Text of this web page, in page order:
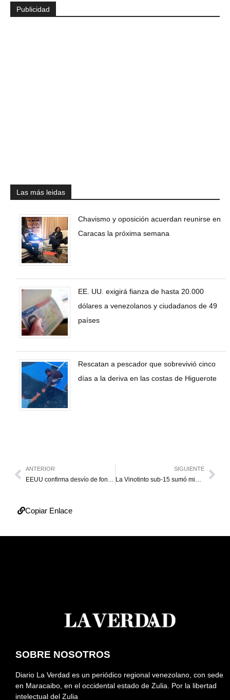
Publicidad
Las más leidas
Chavismo y oposición acuerdan reunirse en
Caracas la próxima semana
EE. UU. exigirá fianza de hasta 20.000
dólares a venezolanos y ciudadanos de 49
países
Rescatan a pescador que sobrevivió cinco
días a la deriva en las costas de Higuerote
ANTERIOR SIGUIENTE
Copiar Enlace
SOBRE NOSOTROS
Diario La Verdad es un periódico regional venezolano, con sede
en Maracaibo, en el occidental estado de Zulia. Por la libertad
intelectual del Zulia